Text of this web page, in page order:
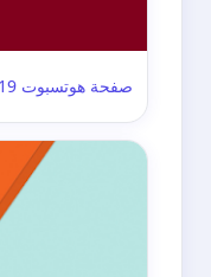
صفحة هوتسبوت 2019 خفيفة وبالوان مميزة وجذابة